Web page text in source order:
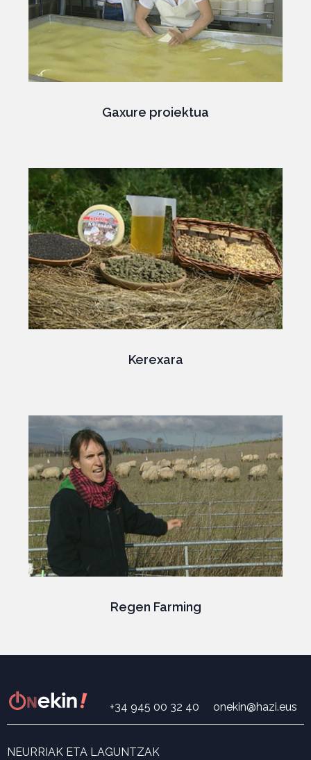
Gaxure proiektua
Kerexara
Regen Farming
+34 945 00 32 40 onekin@hazi.eus
NEURRIAK ETA LAGUNTZAK